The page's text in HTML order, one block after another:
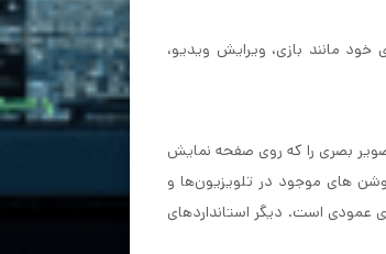
خود مانند بازی، ویرایش ویدیو،
بصری را که روی صفحه نمایش
های موجود در تلویزیون‌ها و
افقی و 1080 تعداد پیکسل های عمودی است. دیگر استانداردهای